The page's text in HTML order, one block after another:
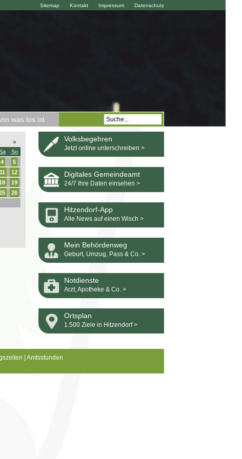
Datenschutz
Impressum
Kontakt
Sitemap
was los ist
»
So
4
5
11
12
19
26
Volksbegehren
Jetzt online unterschreiben >
Digitales Gemeindeamt
24/7 Ihre Daten einsehen >
Hitzendorf-App
Alle News auf einen Wisch >
Mein Behördenweg
Geburt, Umzug, Pass & Co. >
Notdienste
Arzt, Apotheke & Co. >
Ortsplan
1.500 Ziele in Hitzendorf >
Amtsstunden